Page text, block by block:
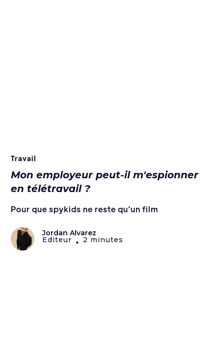
Travail
Mon employeur peut-il m'espionner
en télétravail ?
Pour que spykids ne reste qu'un film
Jordan Alvarez
Editeur • 2 minutes